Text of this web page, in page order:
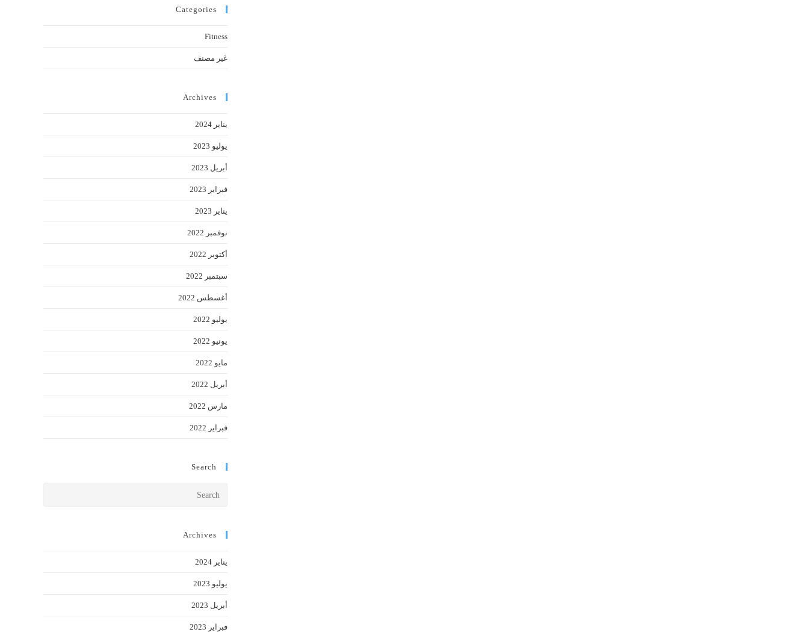
Categories
Fitness
غير مصنف
Archives
يناير 2024
يوليو 2023
أبريل 2023
فبراير 2023
يناير 2023
نوفمبر 2022
أكتوبر 2022
سبتمبر 2022
أغسطس 2022
يوليو 2022
يونيو 2022
مايو 2022
أبريل 2022
مارس 2022
فبراير 2022
Search
Archives
يناير 2024
يوليو 2023
أبريل 2023
فبراير 2023